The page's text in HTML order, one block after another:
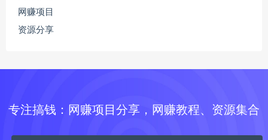
网赚项目
资源分享
专注搞钱：网赚项目分享，网赚教程、资源集合